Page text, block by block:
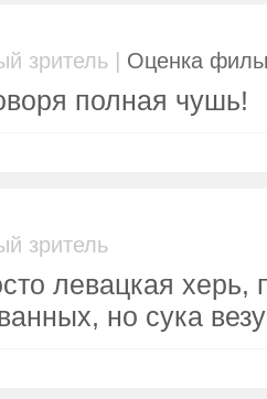
зритель | Оценка
полная чушь!
зритель
левацкая херь,
но сука